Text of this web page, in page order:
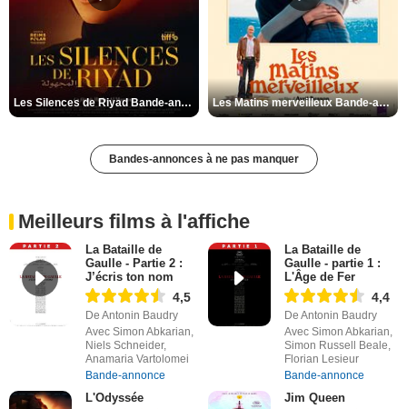
Les Silences de Riyad Bande-annonce VO STFR Les Matins merveilleux Bande-annonce VF
Bandes-annonces à ne pas manquer
Meilleurs films à l'affiche
La Bataille de
Gaulle - Partie 2 :
J’écris ton nom
4,5
De Antonin Baudry
Avec Simon Abkarian,
Niels Schneider,
Anamaria Vartolomei
Bande-annonce
La Bataille de
Gaulle - partie 1 :
L'Âge de Fer
4,4
De Antonin Baudry
Avec Simon Abkarian,
Simon Russell Beale,
Florian Lesieur
Bande-annonce
L'Odyssée Jim Queen